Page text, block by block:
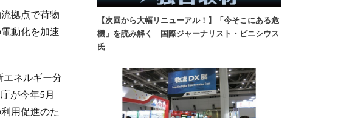
拠点で荷物
動化を加速
エネルギー分
が今年5月
用促進のた
【次回から大幅リニューアル！】「今そこにある危
機」を読み解く 国際ジャーナリスト・ビニシウス
氏